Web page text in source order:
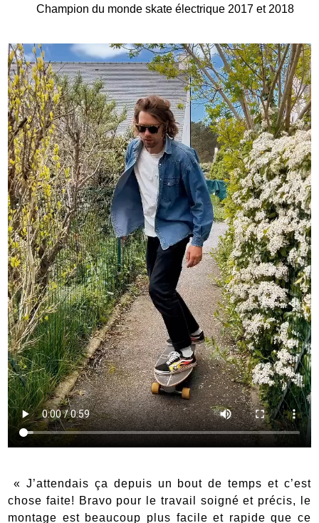
Champion du monde skate électrique 2017 et 2018
« J’attendais ça depuis un bout de temps et c’est
chose faite! Bravo pour le travail soigné et précis, le
montage est beaucoup plus facile et rapide que ce